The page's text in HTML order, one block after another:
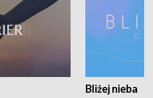
Bliżej nieba